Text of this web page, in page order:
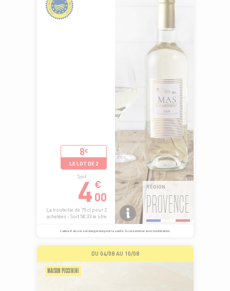
8€
LE LOT DE 2
Soit
4 €
00
La bouteille de 75 cl pour 2
achetées - Soit 5€33 le litre
RÉGION
PROVENCE
L’abus d’alcool est dangereux pour la santé. À consommer avec modération.
DU 04/08 AU 10/08
MAISON PICCININI